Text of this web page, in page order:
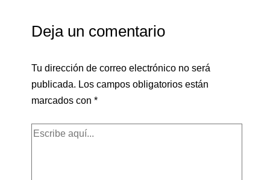
Deja un comentario
Tu dirección de correo electrónico no será
publicada. Los campos obligatorios están
marcados con *
Escribe